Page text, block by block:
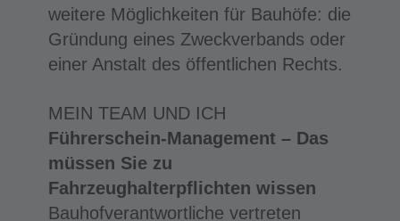
weitere Möglichkeiten für Bauhöfe: die
Gründung eines Zweckverbands oder
einer Anstalt des öffentlichen Rechts.
MEIN TEAM UND ICH
Führerschein-Management – Das
müssen Sie zu
Fahrzeughalterpflichten wissen
Bauhofverantwortliche vertreten